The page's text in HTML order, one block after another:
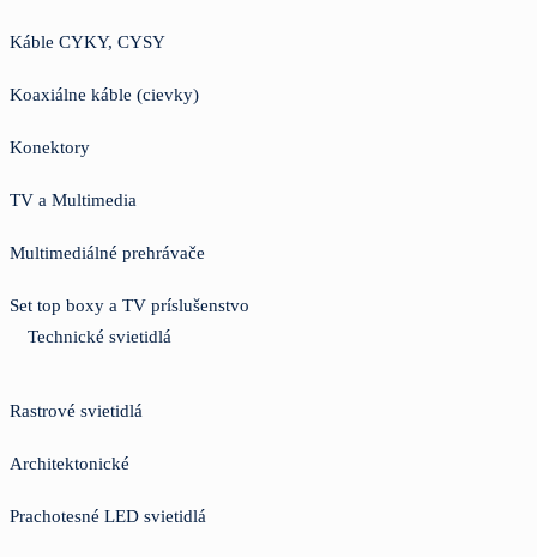
Káble CYKY, CYSY
Koaxiálne káble (cievky)
Konektory
TV a Multimedia
Multimediálné prehrávače
Set top boxy a TV príslušenstvo
Technické svietidlá
Rastrové svietidlá
Architektonické
Prachotesné LED svietidlá